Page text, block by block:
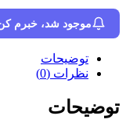
موجود شد، خبرم
توضیحات
نظرات (0)
توضیحات